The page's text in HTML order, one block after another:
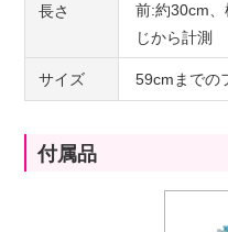
長さ
前:約30cm
じから計測
サイズ 59cmまでの
付属品